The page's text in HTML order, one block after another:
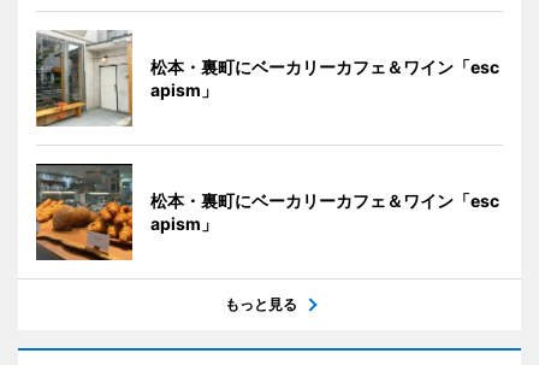
松本・裏町にベーカリーカフェ＆ワイン「esc
apism」
松本・裏町にベーカリーカフェ＆ワイン「esc
apism」
もっと見る